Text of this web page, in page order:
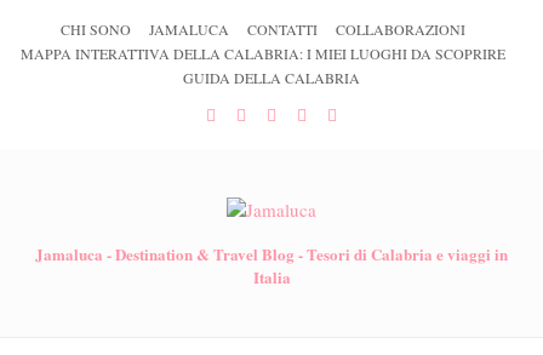
CHI SONO JAMALUCA CONTATTI
COLLABORAZIONI
MAPPA INTERATTIVA DELLA CALABRIA: I MIEI LUOGHI DA SCOPRIRE
GUIDA DELLA CALABRIA
Jamaluca - Destination & Travel Blog - Tesori di Calabria e viaggi in
Italia